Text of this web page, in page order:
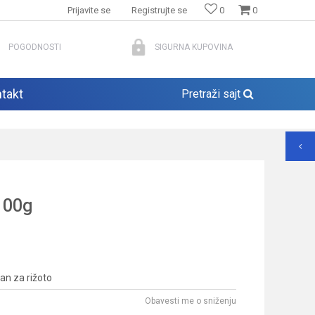
0
0
Prijavite se Registrujte se
POGODNOSTI SIGURNA KUPOVINA
Pretraži sajt
za rižoto
Obavesti me o sniženju